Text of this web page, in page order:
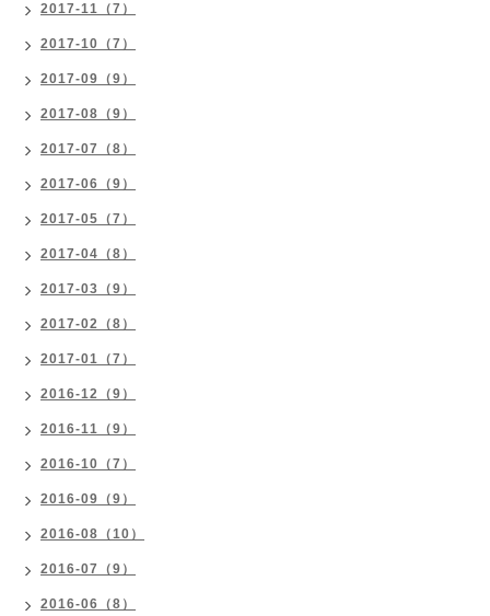
2017-11（7）
2017-10（7）
2017-09（9）
2017-08（9）
2017-07（8）
2017-06（9）
2017-05（7）
2017-04（8）
2017-03（9）
2017-02（8）
2017-01（7）
2016-12（9）
2016-11（9）
2016-10（7）
2016-09（9）
2016-08（10）
2016-07（9）
2016-06（8）